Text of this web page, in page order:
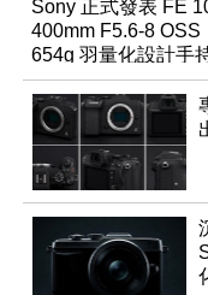
Sony 正式發表 FE
400mm F5.6-8 OSS
654g 羽量化設計手
鬆